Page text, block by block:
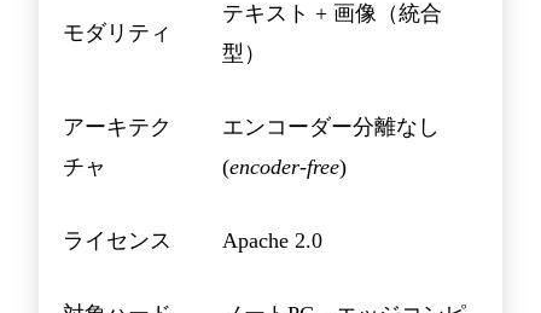
モダリティ
テキスト + 画像（統合
型）
アーキテク
チャ
エンコーダー分離なし
(encoder-free)
ライセンス Apache 2.0